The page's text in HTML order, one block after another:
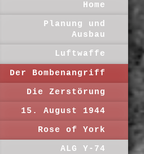
Home
Planung und
Ausbau
Luftwaffe
Der Bombenangriff
Die Zerstörung
15. August 1944
Rose of York
ALG Y-74